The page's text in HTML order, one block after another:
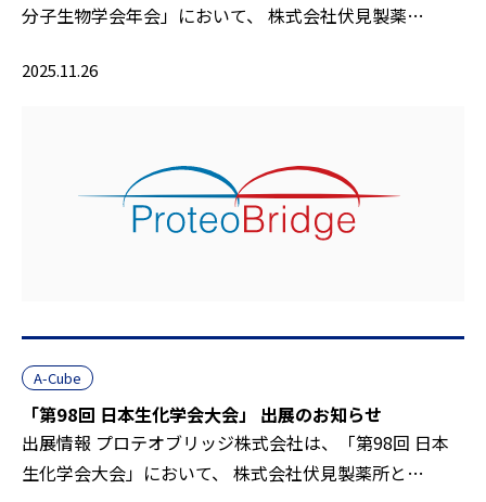
分子生物学会年会」において、 株式会社伏見製薬…
2025.11.26
A-Cube
「第98回 日本生化学会大会」 出展のお知らせ
出展情報 プロテオブリッジ株式会社は、「第98回 日本
生化学会大会」において、 株式会社伏見製薬所と…